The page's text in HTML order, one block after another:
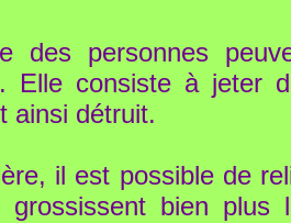
des personnes
Elle consiste à jeter
ainsi détruit.
il est possible de
bien plus